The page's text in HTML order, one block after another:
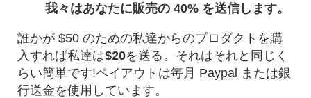
我々はあなたに販売の 40% を送信します。
誰かが $50 のための私達からのプロダクトを購
入すれば私達は$20を送る。それはそれと同じく
らい簡単です!ペイアウトは毎月 Paypal または銀
行送金を使用しています。